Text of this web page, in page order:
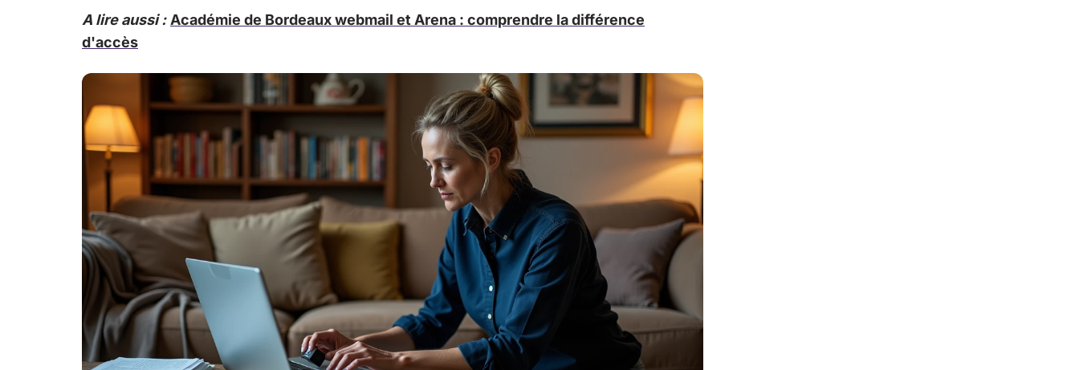
A lire aussi : Académie de Bordeaux webmail et Arena : comprendre la différence
d'accès